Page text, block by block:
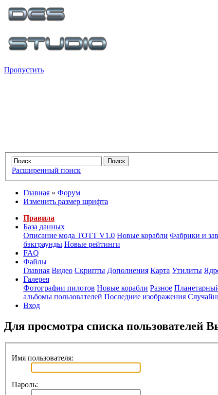
Пропустить
Расширенный поиск
Главная » Форум
Изменить размер шрифта
Правила
База данных
Описание мода ТОТТ V1.0 Новые корабли Фабрики и
бэкграунды Новые рейтинги
FAQ
Файлы
Главная Видео Скрипты Дополнения Карта Утилиты
Галерея
Фотографии пилотов Новые корабли Разное
альбомы пользователей Последние изображения
Вход
Для просмотра списка пользователей
Имя пользователя:
Пароль: